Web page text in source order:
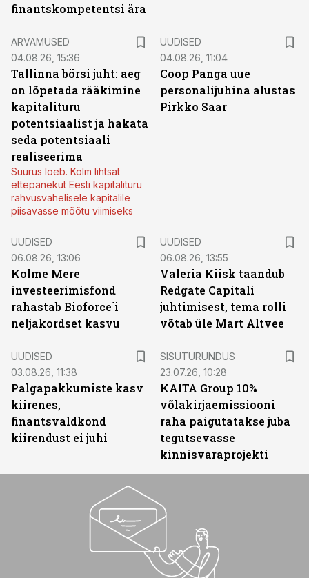
finantskompetentsi ära
ARVAMUSED
04.08.26, 15:36
Tallinna börsi juht: aeg
on lõpetada rääkimine
kapitalituru
potentsiaalist ja hakata
seda potentsiaali
realiseerima
Suurus loeb. Kolm lihtsat
ettepanekut Eesti kapitalituru
rahvusvahelisele kapitalile
piisavasse mõõtu viimiseks
UUDISED
04.08.26, 11:04
Coop Panga uue
personalijuhina alustas
Pirkko Saar
UUDISED
06.08.26, 13:06
Kolme Mere
investeerimisfond
rahastab Bioforce´i
neljakordset kasvu
UUDISED
06.08.26, 13:55
Valeria Kiisk taandub
Redgate Capitali
juhtimisest, tema rolli
võtab üle Mart Altvee
UUDISED
03.08.26, 11:38
Palgapakkumiste kasv
kiirenes,
finantsvaldkond
kiirendust ei juhi
SISUTURUNDUS
23.07.26, 10:28
KAITA Group 10%
võlakirjaemissiooni
raha paigutatakse juba
tegutsevasse
kinnisvaraprojekti